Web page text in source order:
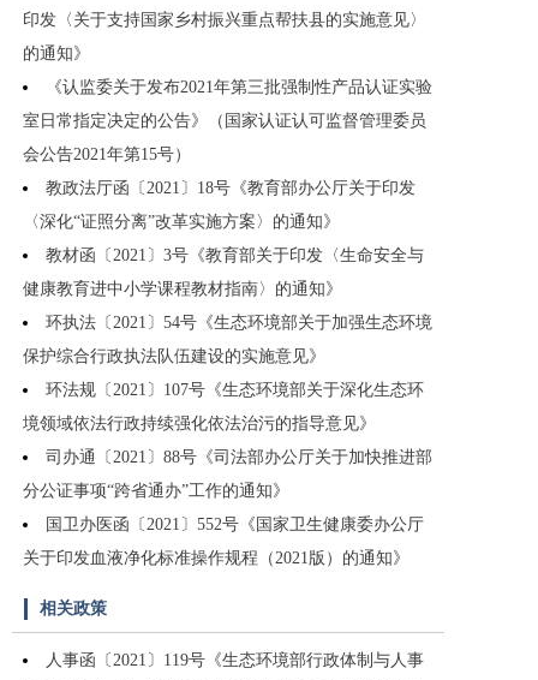
印发〈关于支持国家乡村振兴重点帮扶县的实施意见〉
的通知》
《认监委关于发布2021年第三批强制性产品认证实验
室日常指定决定的公告》（国家认证认可监督管理委员
会公告2021年第15号）
教政法厅函〔2021〕18号《教育部办公厅关于印发
〈深化“证照分离”改革实施方案〉的通知》
教材函〔2021〕3号《教育部关于印发〈生命安全与
健康教育进中小学课程教材指南〉的通知》
环执法〔2021〕54号《生态环境部关于加强生态环境
保护综合行政执法队伍建设的实施意见》
环法规〔2021〕107号《生态环境部关于深化生态环
境领域依法行政持续强化依法治污的指导意见》
司办通〔2021〕88号《司法部办公厅关于加快推进部
分公证事项“跨省通办”工作的通知》
国卫办医函〔2021〕552号《国家卫生健康委办公厅
关于印发血液净化标准操作规程（2021版）的通知》
相关政策
人事函〔2021〕119号《生态环境部行政体制与人事